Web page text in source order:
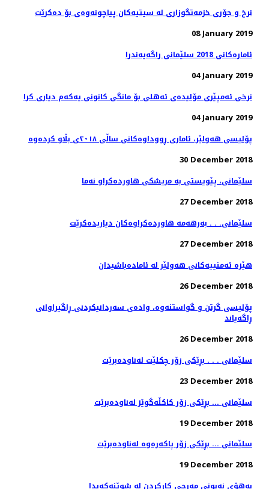
08 January 2019
ئاماره‌كانی 2018 سلێمانی راگه‌یه‌ندرا
04 January 2019
نرخی ئەمپێری مۆلیدەی ئەهلی بۆ مانگی كانونی یەكەم دیاری كرا
04 January 2019
پۆلیسی هەولێر، ئاماری ڕووداوەكانی ساڵی ٢٠١٨ی بڵاو كردەوە
30 December 2018
27 December 2018
سلێمانی. . . به‌رهه‌مه‌ هاورده‌كراوه‌كان دیاریده‌كرێت
27 December 2018
هێزە ئەمنییەكانی هەولێر لە ئامادەباشیدان
26 December 2018
پۆلیسی گرتن و گواستنەوە، وادەی سەردانیكردنی ڕاگیراوانی
ڕاگەیاند
26 December 2018
سلێمانی . . . بڕێكی زۆر چكلێت له‌ناوده‌برێت
23 December 2018
سلێمانی ... بڕێكی زۆر كاكڵه‌گوێز له‌ناوده‌برێت
19 December 2018
سلێمانی ... بڕێكی زۆر پاكه‌ره‌وه‌ له‌ناوده‌برێت
19 December 2018
به‌هۆی نه‌بونی مه‌رجی كاركردن له‌ شوێنه‌كه‌یدا